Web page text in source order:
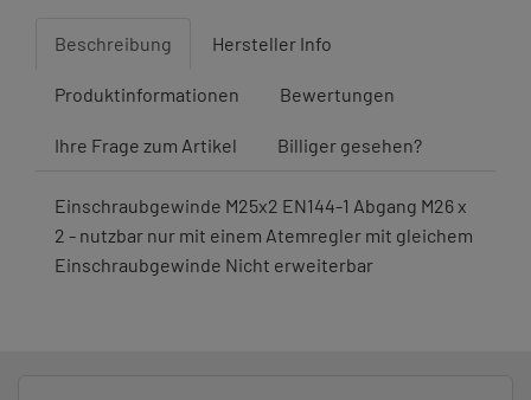
Beschreibung Hersteller Info
Produktinformationen Bewertungen
Ihre Frage zum Artikel Billiger gesehen?
Einschraubgewinde M25x2 EN144-1 Abgang M26 x
2 - nutzbar nur mit einem Atemregler mit gleichem
Einschraubgewinde Nicht erweiterbar